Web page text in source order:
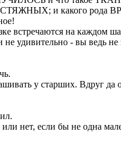
и какого рода
встречаются на каждом
- вы ведь не
у старших. Вдруг да
нет, если бы не одна